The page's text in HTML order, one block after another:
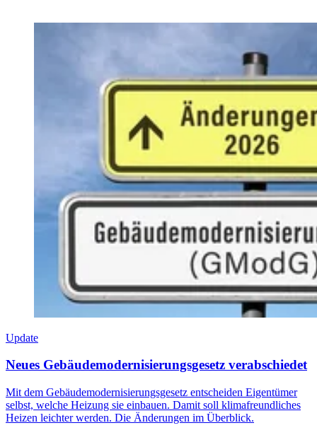
Update
Neues Gebäudemodernisierungsgesetz verabschiedet
Mit dem Gebäudemodernisierungsgesetz entscheiden Eigentümer
selbst, welche Heizung sie einbauen. Damit soll klimafreundliches
Heizen leichter werden. Die Änderungen im Überblick.